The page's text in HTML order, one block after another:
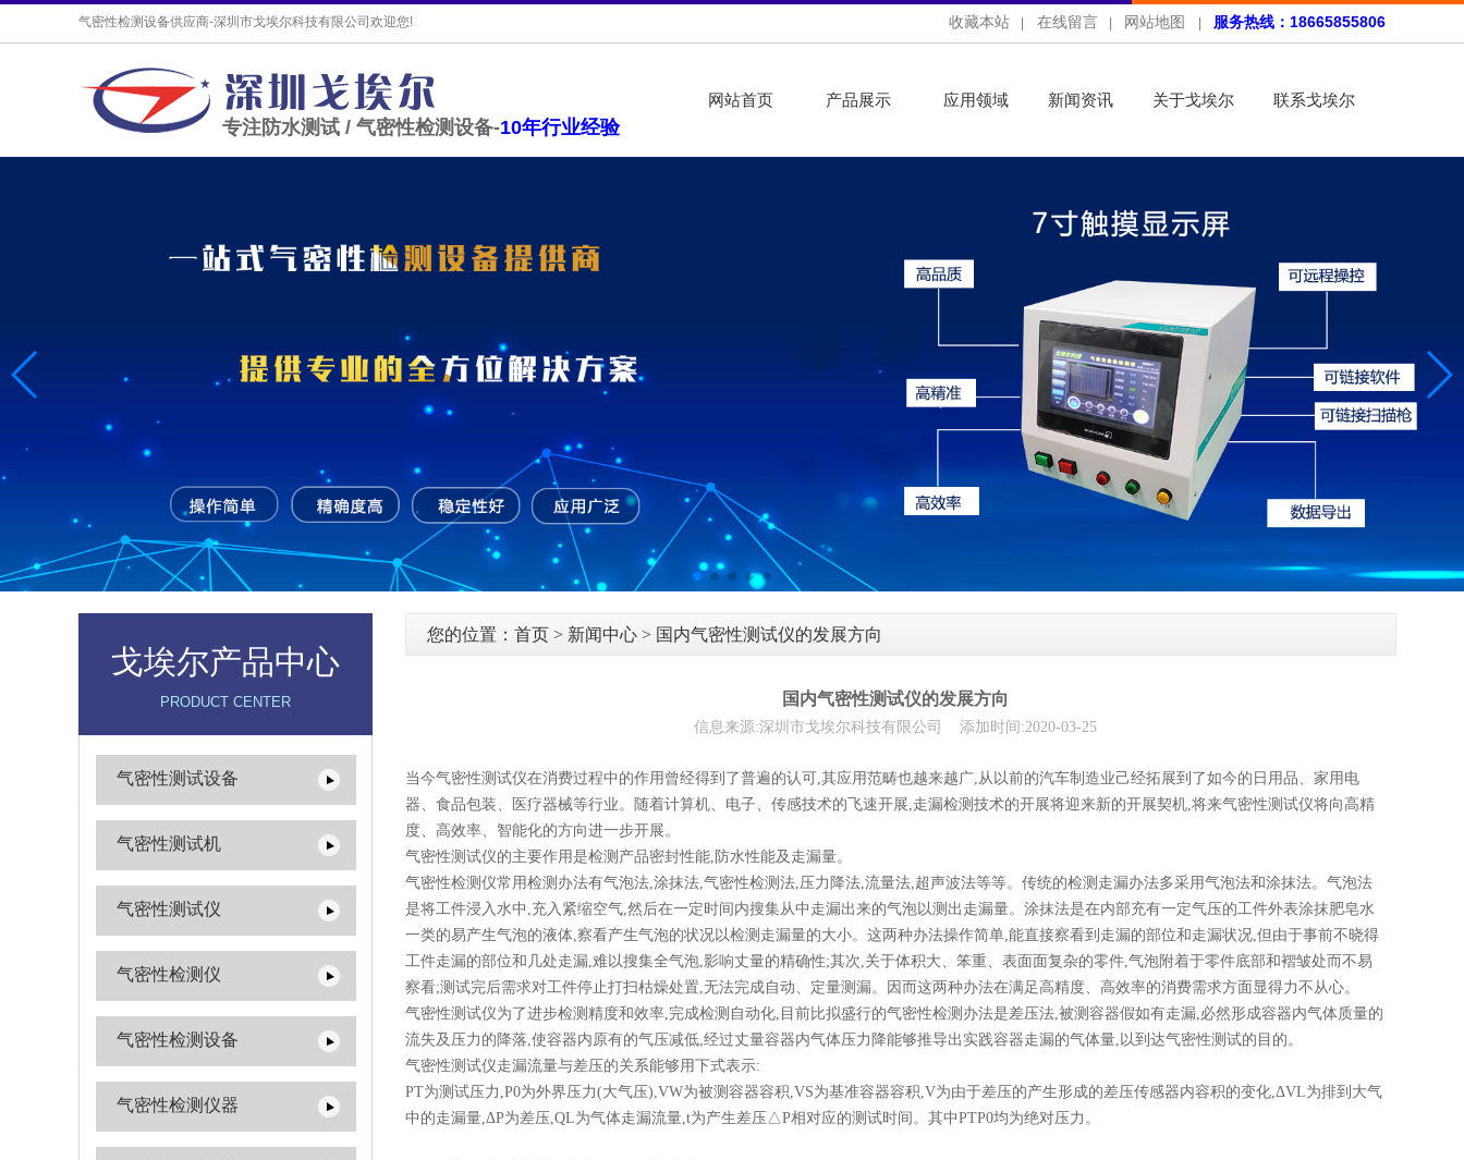
收藏本站 在线留言 网站地图 服务热线：18665855806
气密性检测设备供应商-深圳市戈埃尔科技有限公司欢迎您!
专注防水测试 / 气密性检测设备-10年行业经验
网站首页 产品展示 应用领域 新闻资讯 关于戈埃尔 联系戈埃尔
戈埃尔产品中心
PRODUCT CENTER
气密性测试设备
气密性测试机
气密性测试仪
气密性检测仪
气密性检测设备
气密性检测仪器
您的位置： 首页 > 新闻中心 > 国内气密性测试仪的发展方向
国内气密性测试仪的发展方向
信息来源:深圳市戈埃尔科技有限公司 添加时间:2020-03-25
当今气密性测试仪在消费过程中的作用曾经得到了普遍的认可,其应用范畴也越来越广,从以前的汽车制造业己经拓展到了如今的日用品、家用电
器、食品包装、医疗器械等行业。随着计算机、电子、传感技术的飞速开展,走漏检测技术的开展将迎来新的开展契机,将来气密性测试仪将向高精
度、高效率、智能化的方向进一步开展。
气密性测试仪的主要作用是检测产品密封性能,防水性能及走漏量。
气密性检测仪常用检测办法有气泡法,涂抹法,气密性检测法,压力降法,流量法,超声波法等等。传统的检测走漏办法多采用气泡法和涂抹法。气泡法
是将工件浸入水中,充入紧缩空气,然后在一定时间内搜集从中走漏出来的气泡以测出走漏量。涂抹法是在内部充有一定气压的工件外表涂抹肥皂水
一类的易产生气泡的液体,察看产生气泡的状况以检测走漏量的大小。这两种办法操作简单,能直接察看到走漏的部位和走漏状况,但由于事前不晓得
工件走漏的部位和几处走漏,难以搜集全气泡,影响丈量的精确性;其次,关于体积大、笨重、表面面复杂的零件,气泡附着于零件底部和褶皱处而不易
察看;测试完后需求对工件停止打扫枯燥处置,无法完成自动、定量测漏。因而这两种办法在满足高精度、高效率的消费需求方面显得力不从心。
气密性测试仪为了进步检测精度和效率,完成检测自动化,目前比拟盛行的气密性检测办法是差压法,被测容器假如有走漏,必然形成容器内气体质量的
流失及压力的降落,使容器内原有的气压减低,经过丈量容器内气体压力降能够推导出实践容器走漏的气体量,以到达气密性测试的目的。
气密性测试仪走漏流量与差压的关系能够用下式表示:
PT为测试压力,P0为外界压力(大气压),VW为被测容器容积,VS为基准容器容积,V为由于差压的产生形成的差压传感器内容积的变化,ΔVL为排到大气
中的走漏量,ΔP为差压,QL为气体走漏流量,t为产生差压△P相对应的测试时间。其中PTP0均为绝对压力。